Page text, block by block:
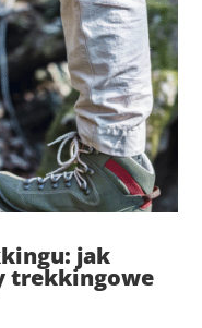
jak
trekkingowe